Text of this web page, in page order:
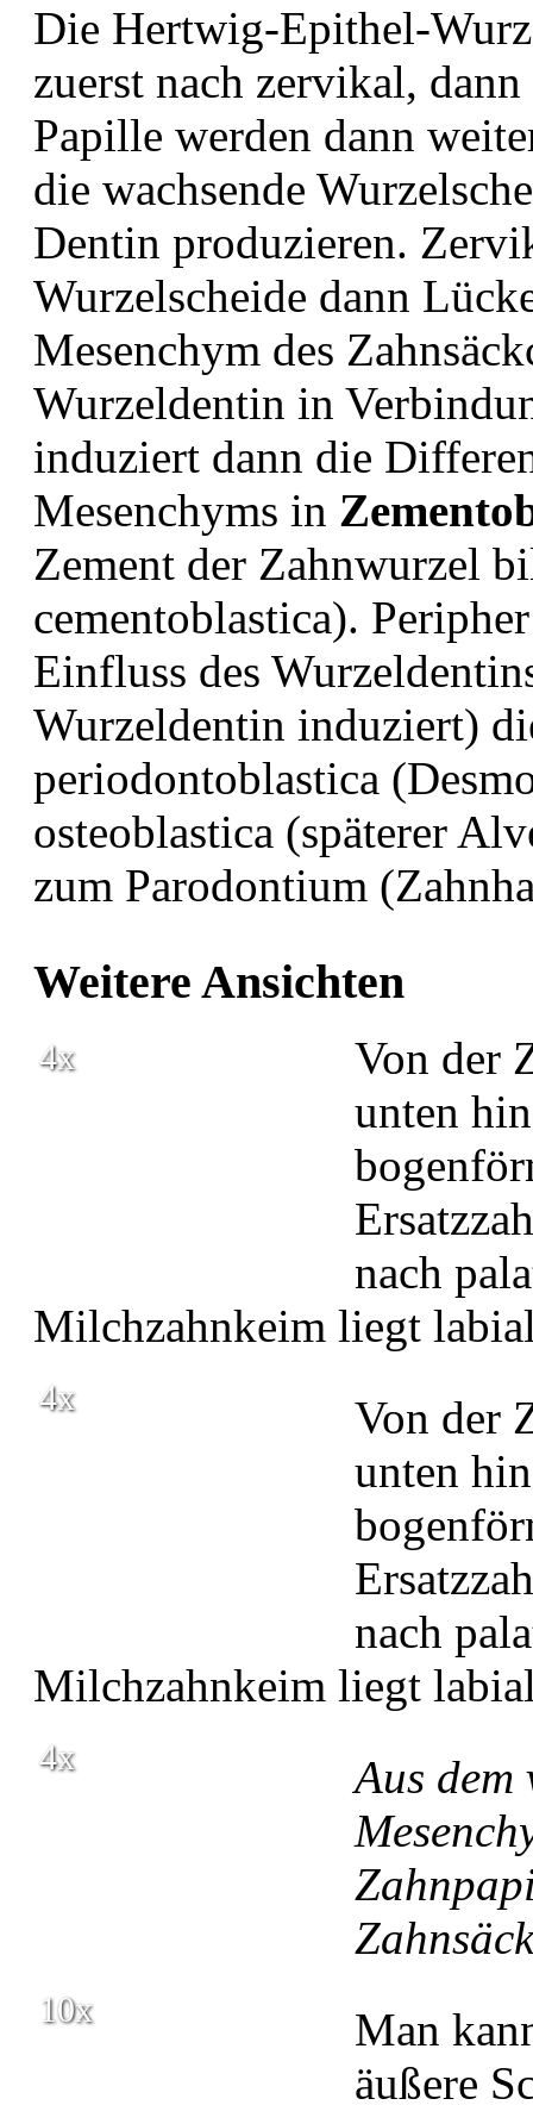
Die Hertwig-Epithel-
zuerst nach zervikal,
Papille werden dann
die wachsende
Dentin produzieren.
Wurzelscheide dann
Mesenchym des
Wurzeldentin in
induziert dann die
Mesenchyms in
Zement der Zahnwurzel
cementoblastica).
Einfluss des
Wurzeldentin induziert)
periodontoblastica
osteoblastica (späterer
zum Parodontium
Weitere Ansichten
4x
Von der
unten
nach
Milchzahnkeim liegt
4x
Von der
unten
nach
Milchzahnkeim liegt
4x
Aus dem
10x
Man
äußere